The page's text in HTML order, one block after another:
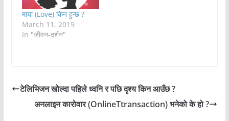
माया (Love) किन हुन्छ ?
March 11, 2019
In "जीवन-दर्शन"
टेलिभिजन खोल्दा पहिले ध्वनि र पछि दृश्य किन आउँछ ?
अनलाइन कारोवार (OnlineTtransaction) भनेको के हो ?